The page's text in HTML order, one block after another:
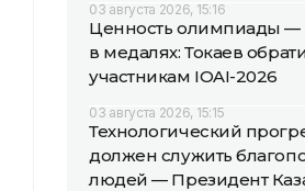
03 августа 2026, 15:16
Ценность олимпиады —
в медалях: Токаев
участникам IOAI-2026
03 августа 2026, 15:15
Технологический
должен служить
людей — Президент